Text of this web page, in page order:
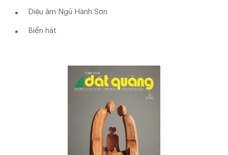
Diệu âm Ngũ Hành Sơn
Biển hát